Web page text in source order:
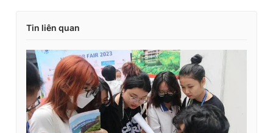
Tin liên quan